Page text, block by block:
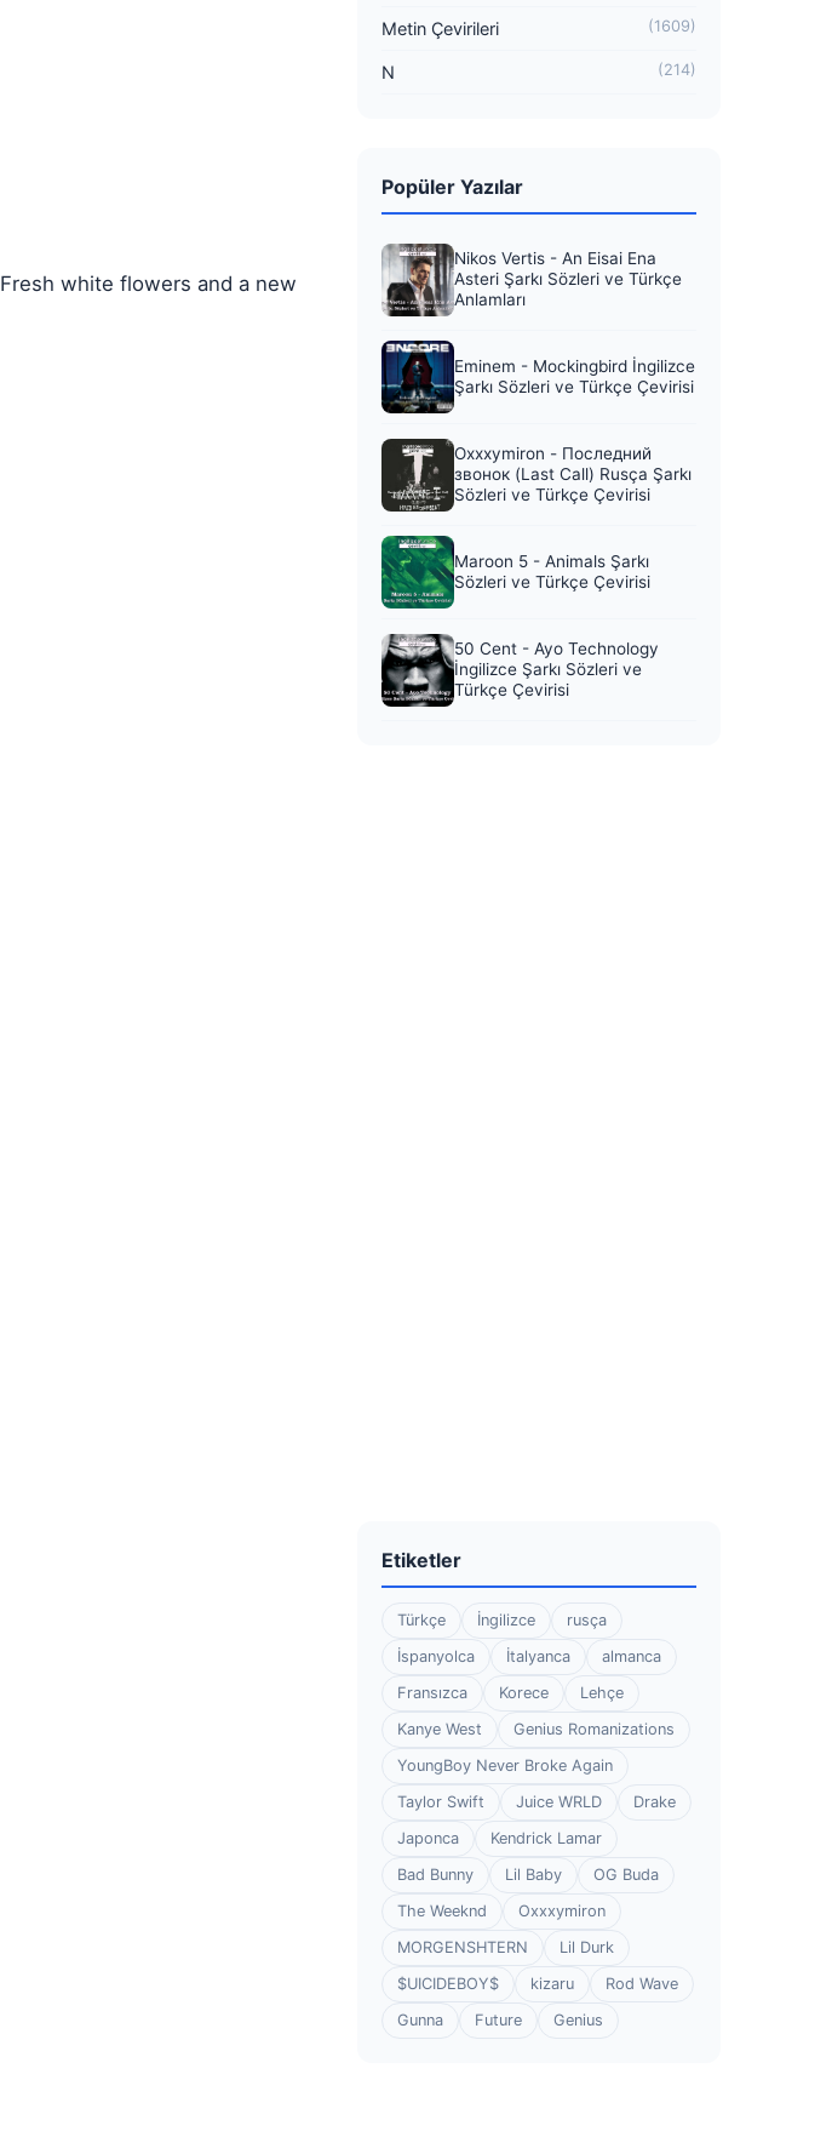
Fresh white flowers and a new
Metin Çevirileri (1609)
N (214)
Popüler Yazılar
Nikos Vertis - An Eisai Ena
Asteri Şarkı Sözleri ve Türkçe
Anlamları
Eminem - Mockingbird İngilizce
Şarkı Sözleri ve Türkçe Çevirisi
Oxxxymiron - Последний
звонок (Last Call) Rusça Şarkı
Sözleri ve Türkçe Çevirisi
Maroon 5 - Animals Şarkı
Sözleri ve Türkçe Çevirisi
50 Cent - Ayo Technology
İngilizce Şarkı Sözleri ve
Türkçe Çevirisi
Etiketler
Türkçe İngilizce
rusça
İspanyolca
İtalyanca
almanca
Fransızca
Korece
Lehçe
Kanye West
Genius Romanizations
YoungBoy Never Broke Again
Taylor Swift
Juice WRLD
Drake
Japonca
Kendrick Lamar
Bad Bunny
Lil Baby
OG Buda
The Weeknd
Oxxxymiron
MORGENSHTERN
Lil Durk
$UICIDEBOY$
kizaru
Rod Wave
Gunna
Future Genius